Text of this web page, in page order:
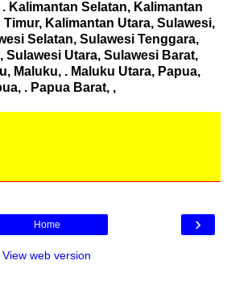
Kalimantan Selatan, Kalimantan
Kalimantan Utara, Sulawesi,
Selatan, Sulawesi Tenggara,
Sulawesi Utara, Sulawesi Barat,
Maluku, . Maluku Utara, Papua,
. Papua Barat, ,
›
Home
View web version